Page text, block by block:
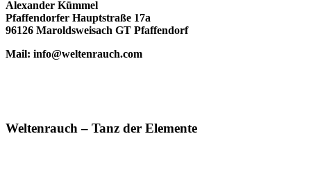
Alexander Kümmel
Pfaffendorfer Hauptstraße 17a
96126 Maroldsweisach GT Pfaffendorf
Mail: info@weltenrauch.com
Weltenrauch – Tanz der Elemente